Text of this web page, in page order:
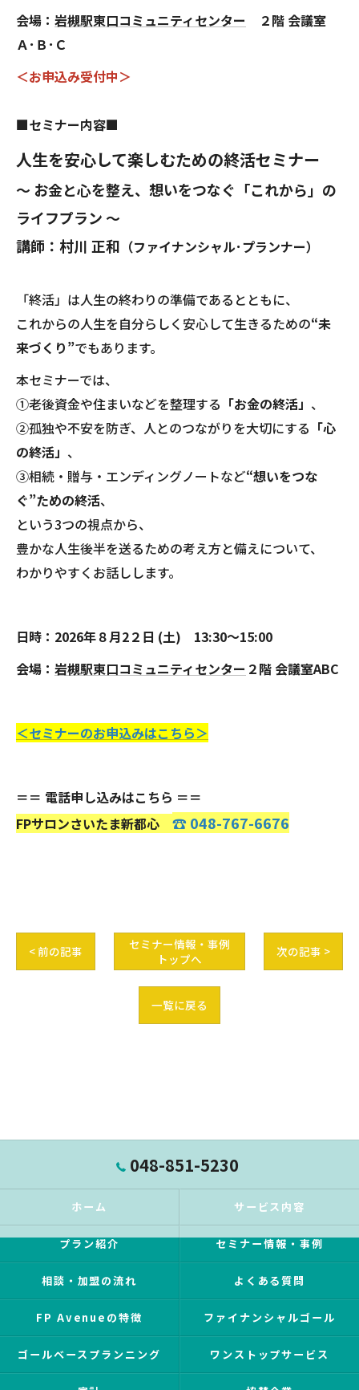
会場： 岩槻駅東口コミュニティセンター ２階 会議室
Ａ･Ｂ･Ｃ
＜お申込み受付中＞
■セミナー内容■
人生を安心して楽しむための終活セミナー
～ お金と心を整え、想いをつなぐ「これから」の
ライフプラン ～
講師：村川 正和 （ファイナンシャル･プランナー）
「終活」は人生の終わりの準備であるとともに、
これからの人生を自分らしく安心して生きるための“未
来づくり”でもあります。
本セミナーでは、
①老後資金や住まいなどを整理する 「お金の終活」 、
②孤独や不安を防ぎ、人とのつながりを大切にする 「心
の終活」 、
③相続・贈与・エンディングノートなど“想いをつな
ぐ”ための終活、
という3つの視点から、
豊かな人生後半を送るための考え方と備えについて、
わかりやすくお話しします。
日時：2026年８月2２日 (土) 13:30～15:00
会場： 岩槻駅東口コミュニティセンター ２階 会議室ABC
＜セミナーのお申込みはこちら＞
＝＝ 電話申し込みはこちら ＝＝
FPサロンさいたま新都心 ☎ 048-767-6676
< 前の記事
セミナー情報・事例
トップへ
次の記事 >
一覧に戻る
048-851-5230
ホーム サービス内容
プラン紹介 セミナー情報・事例
相談・加盟の流れ よくある質問
FP Avenueの特徴 ファイナンシャルゴール
ゴールベースプランニング ワンストップサービス